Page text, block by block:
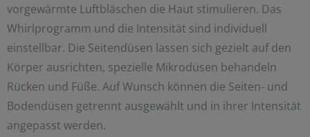
vorgewärmte Luftbläschen die Haut stimulieren. Das
Whirlprogramm und die Intensität sind individuell
einstellbar. Die Seitendüsen lassen sich gezielt auf den
Körper ausrichten, spezielle Mikrodüsen behandeln
Rücken und Füße. AufWunsch können die Seiten- und
Bodendüsen getrennt ausgewählt und in ihrer Intensität
angepasst werden.